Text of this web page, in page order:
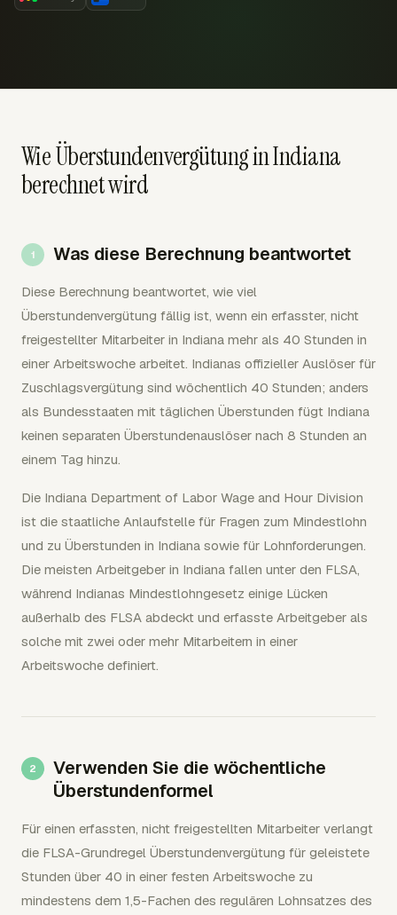
Wie Überstundenvergütung in Indiana
berechnet wird
Was diese Berechnung beantwortet
Diese Berechnung beantwortet, wie viel
Überstundenvergütung fällig ist, wenn ein erfasster, nicht
freigestellter Mitarbeiter in Indiana mehr als 40 Stunden in
einer Arbeitswoche arbeitet. Indianas offizieller Auslöser für
Zuschlagsvergütung sind wöchentlich 40 Stunden; anders
als Bundesstaaten mit täglichen Überstunden fügt Indiana
keinen separaten Überstundenauslöser nach 8 Stunden an
einem Tag hinzu.
Die Indiana Department of Labor Wage and Hour Division
ist die staatliche Anlaufstelle für Fragen zum Mindestlohn
und zu Überstunden in Indiana sowie für Lohnforderungen.
Die meisten Arbeitgeber in Indiana fallen unter den FLSA,
während Indianas Mindestlohngesetz einige Lücken
außerhalb des FLSA abdeckt und erfasste Arbeitgeber als
solche mit zwei oder mehr Mitarbeitern in einer
Arbeitswoche definiert.
Verwenden Sie die wöchentliche
Überstundenformel
Für einen erfassten, nicht freigestellten Mitarbeiter verlangt
die FLSA-Grundregel Überstundenvergütung für geleistete
Stunden über 40 in einer festen Arbeitswoche zu
mindestens dem 1,5-Fachen des regulären Lohnsatzes des